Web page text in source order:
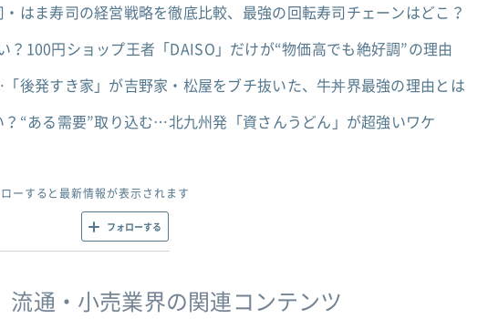
はま寿司の経営戦略を徹底比較、最強の回転寿司チェーンはどこ？
？100円ショップ王者「DAISO」だけが“物価高でも絶好調”の理由
後発すき家」が吉野家・松屋をブチ抜いた、牛丼界最強の理由とは
“ある需要”取り込む…北九州発「資さんうどん」が超強いワケ
ーすると最新情報が表示されます
フォローする
流通・小売業界の関連コンテンツ